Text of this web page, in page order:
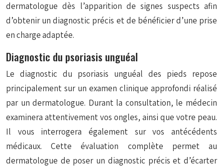
dermatologue dès l’apparition de signes suspects afin
d’obtenir un diagnostic précis et de bénéficier d’une prise
en charge adaptée.
Diagnostic du psoriasis unguéal
Le diagnostic du psoriasis unguéal des pieds repose
principalement sur un examen clinique approfondi réalisé
par un dermatologue. Durant la consultation, le médecin
examinera attentivement vos ongles, ainsi que votre peau.
Il vous interrogera également sur vos antécédents
médicaux. Cette évaluation complète permet au
dermatologue de poser un diagnostic précis et d’écarter